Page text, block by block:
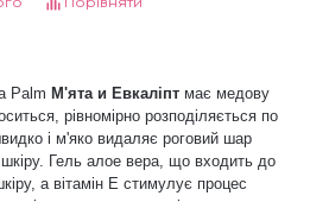
Palm М'ята и Евкаліпт має медову
рівномірно розподіляється по
і м'яко видаляє роговий шар
Гель алое вера, що входить до
а вітамін Е стимулує процес